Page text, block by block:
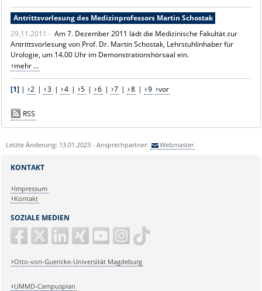
Antrittsvorlesung des Medizinprofessors Martin Schostak
29.11.2011 - Am 7. Dezember 2011 lädt die Medizinische Fakultät zur
Antrittsvorlesung von Prof. Dr. Martin Schostak, Lehrstuhlinhaber für
Urologie, um 14.00 Uhr im Demonstrationshörsaal ein.
mehr ...
[1]| 2 | 3 | 4 | 5 | 6 | 7 | 8 | 9 vor
RSS
Letzte Änderung: 13.01.2023 - Ansprechpartner: Webmaster
SOZIALE MEDIEN
Otto-von-Guericke-Universität Magdeburg
KONTAKT
Impressum
Kontakt
UMMD-Campusplan